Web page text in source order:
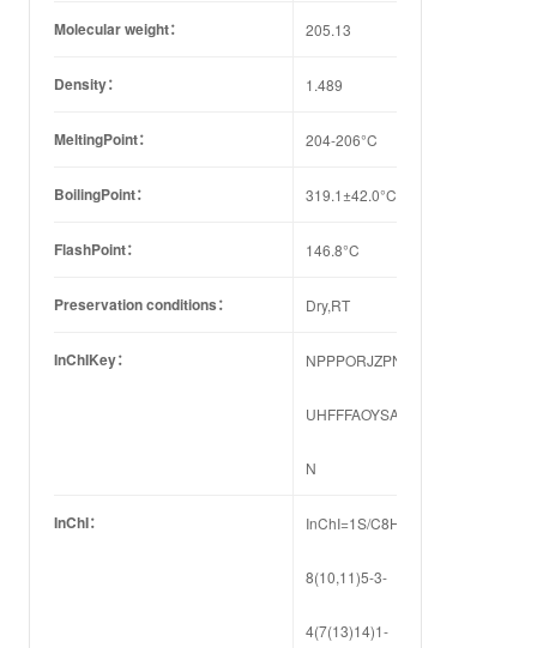
Molecular weight： 205.13
Density： 1.489
MeltingPoint： 204-206°C
BoilingPoint： 319.1±42.0°C(Predicted)
FlashPoint： 146.8°C
Preservation conditions： Dry,RT
InChIKey： NPPPORJZPNJXNQ-
UHFFFAOYSA-
N
InChI： InChI=1S/C8H6F3NO2/c9-
8(10,11)5-3-
4(7(13)14)1-